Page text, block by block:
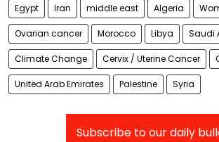
Egypt Iran middle east Algeria
Ovarian cancer Morocco Libya Saudi
Climate Change Cervix / Uterine Cancer
United Arab Emirates Palestine Syria
Subscribe to our daily